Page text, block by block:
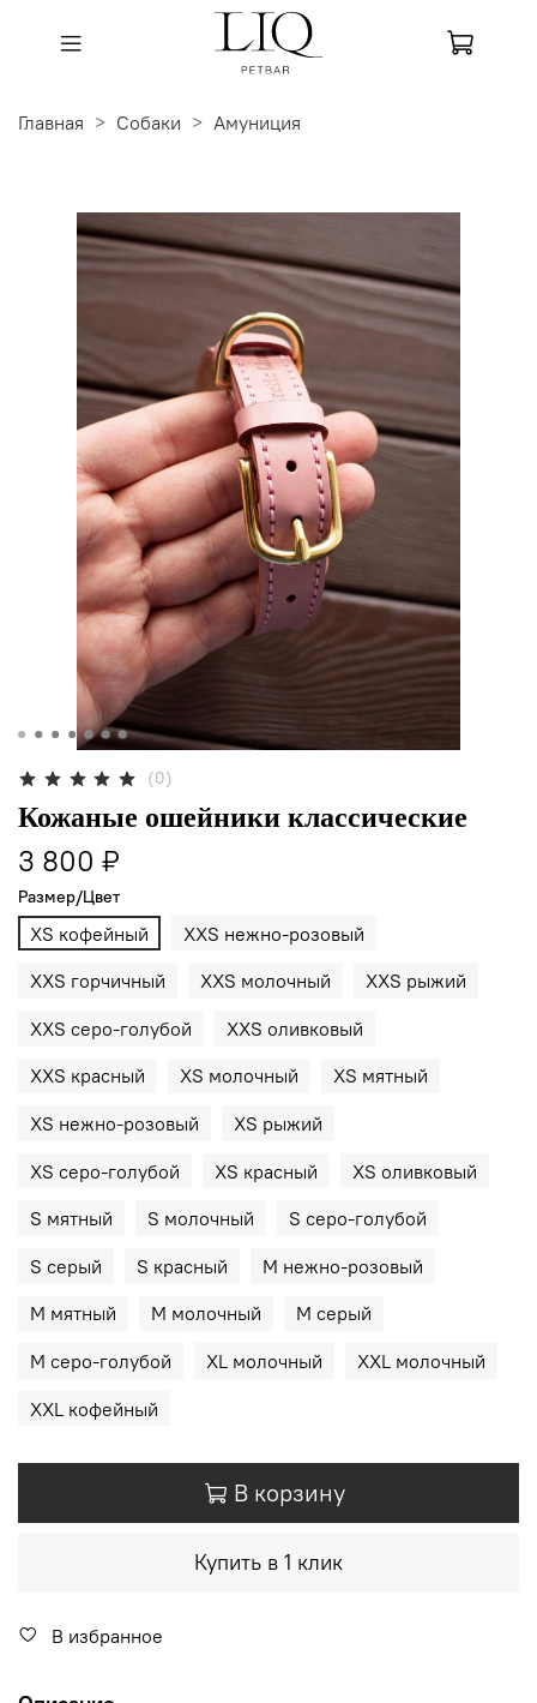
Главная Собаки Амуниция
(0)
Кожаные ошейники классические
3 800 ₽
Размер/Цвет
XS кофейный
XXS нежно-розовый
XXS горчичный
XXS молочный
XXS рыжий
XXS серо-голубой
XXS оливковый
XXS красный
XS молочный
XS мятный
XS нежно-розовый
XS рыжий
XS серо-голубой
XS красный
XS оливковый
S мятный
S молочный
S серо-голубой
S серый
S красный
M нежно-розовый
M мятный
M молочный
M серый
M серо-голубой
XL молочный
XXL молочный
XXL кофейный
В корзину
Купить в 1 клик
В избранное